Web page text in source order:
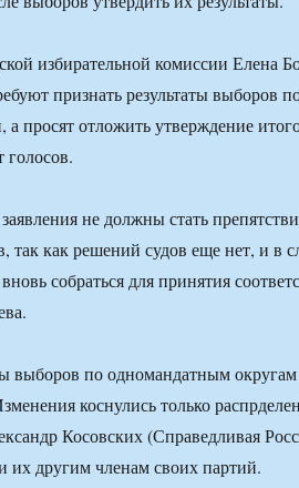
избирательной комиссии Елена
признать результаты выборов
а просят отложить утверждение
голосов.
не должны стать
так как решений судов еще нет, и в
собраться для принятия
выборов по одномандатным
коснулись только
Косовских (Справедливая
их другим членам своих партий.